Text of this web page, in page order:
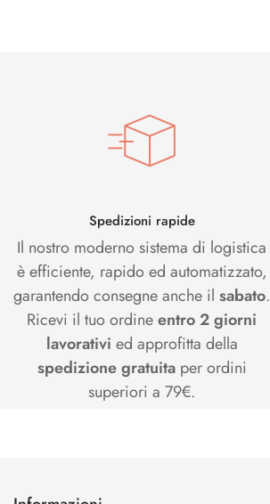
Spedizioni rapide
Il nostro moderno sistema di logistica
è efficiente, rapido ed automatizzato,
garantendo consegne anche ilsabato.
Ricevi il tuo ordineentro 2 giorni
lavorativi ed approfitta della
spedizione gratuita per ordini
superiori a 79€.